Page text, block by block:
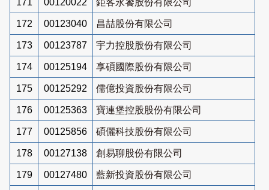
172 00123040 昌喆股份有限公司
173 00123787 宇力控股股份有限公司
174 00125194 享碩國際股份有限公司
175 00125292 儒億投資股份有限公司
176 00125363 寶連堡控股股份有限公司
177 00125856 碩儷科技股份有限公司
178 00127138 創易聊股份有限公司
179 00127480 藍新投資股份有限公司